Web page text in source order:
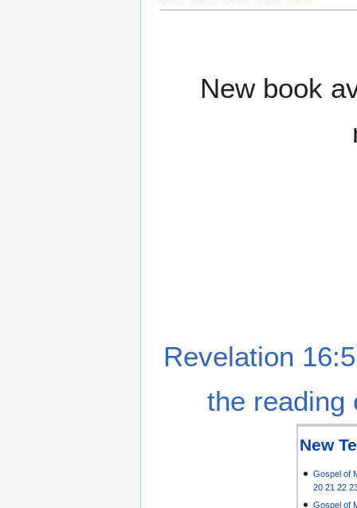
New book
Revelation
the reading
New
Gospel of
20 21 22
Gospel of